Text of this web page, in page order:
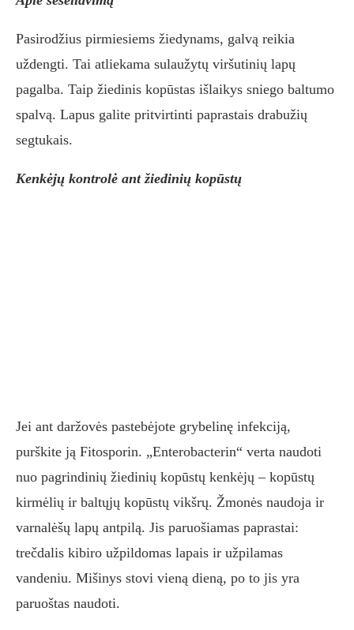
Pasirodžius pirmiesiems žiedynams, galvą reikia
uždengti. Tai atliekama sulaužytų viršutinių lapų
pagalba. Taip žiedinis kopūstas išlaikys sniego baltumo
spalvą. Lapus galite pritvirtinti paprastais drabužių
segtukais.
Kenkėjų kontrolė ant žiedinių kopūstų
Jei ant daržovės pastebėjote grybelinę infekciją,
purškite ją Fitosporin. „Enterobacterin“ verta naudoti
nuo pagrindinių žiedinių kopūstų kenkėjų – kopūstų
kirmėlių ir baltųjų kopūstų vikšrų. Žmonės naudoja ir
varnalėšų lapų antpilą. Jis paruošiamas paprastai:
trečdalis kibiro užpildomas lapais ir užpilamas
vandeniu. Mišinys stovi vieną dieną, po to jis yra
paruoštas naudoti.